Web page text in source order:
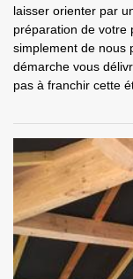
laisser orienter par
préparation de votre
simplement de nous
démarche vous
pas à franchir cette